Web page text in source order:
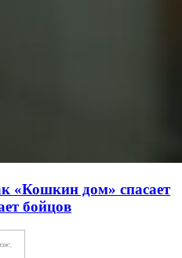
«Кошкин дом» спасает
бойцов